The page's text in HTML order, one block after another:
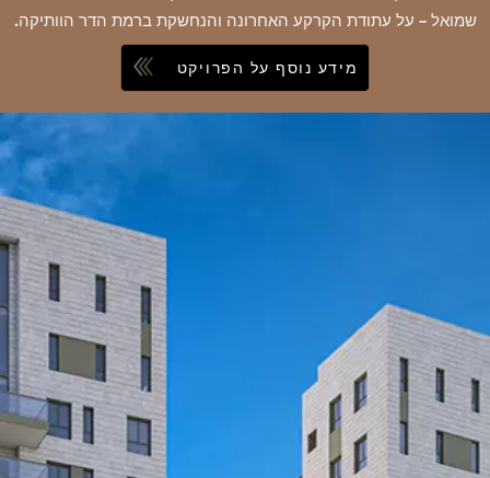
שמואל – על עתודת הקרקע האחרונה והנחשקת ברמת הדר הוותיקה.
מידע נוסף על הפרויקט